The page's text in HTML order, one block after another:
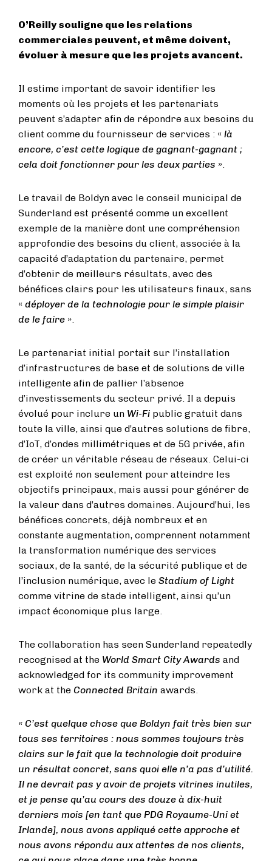
O’Reilly souligne que les relations
commerciales peuvent, et même doivent,
évoluer à mesure que les projets avancent.
Il estime important de savoir identifier les
moments où les projets et les partenariats
peuvent s’adapter afin de répondre aux besoins du
client comme du fournisseur de services : « là
encore, c’est cette logique de gagnant-gagnant ;
cela doit fonctionner pour les deux parties ».
Le travail de Boldyn avec le conseil municipal de
Sunderland est présenté comme un excellent
exemple de la manière dont une compréhension
approfondie des besoins du client, associée à la
capacité d’adaptation du partenaire, permet
d’obtenir de meilleurs résultats, avec des
bénéfices clairs pour les utilisateurs finaux, sans
« déployer de la technologie pour le simple plaisir
de le faire ».
Le partenariat initial portait sur l’installation
d’infrastructures de base et de solutions de ville
intelligente afin de pallier l’absence
d’investissements du secteur privé. Il a depuis
évolué pour inclure un Wi-Fi public gratuit dans
toute la ville, ainsi que d’autres solutions de fibre,
d’IoT, d’ondes millimétriques et de 5G privée, afin
de créer un véritable réseau de réseaux. Celui-ci
est exploité non seulement pour atteindre les
objectifs principaux, mais aussi pour générer de
la valeur dans d’autres domaines. Aujourd’hui, les
bénéfices concrets, déjà nombreux et en
constante augmentation, comprennent notamment
la transformation numérique des services
sociaux, de la santé, de la sécurité publique et de
l’inclusion numérique, avec le Stadium of Light
comme vitrine de stade intelligent, ainsi qu’un
impact économique plus large.
The collaboration has seen Sunderland repeatedly
recognised at the World Smart City Awards and
acknowledged for its community improvement
work at the Connected Britain awards.
« C’est quelque chose que Boldyn fait très bien sur
tous ses territoires : nous sommes toujours très
clairs sur le fait que la technologie doit produire
un résultat concret, sans quoi elle n’a pas d’utilité.
Il ne devrait pas y avoir de projets vitrines inutiles,
et je pense qu’au cours des douze à dix-huit
derniers mois [en tant que PDG Royaume-Uni et
Irlande], nous avons appliqué cette approche et
nous avons répondu aux attentes de nos clients,